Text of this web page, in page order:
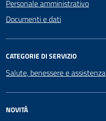
Personale amministrativo
Documenti e dati
CATEGORIE DI SERVIZIO
Salute, benessere e assistenza
NOVITÀ